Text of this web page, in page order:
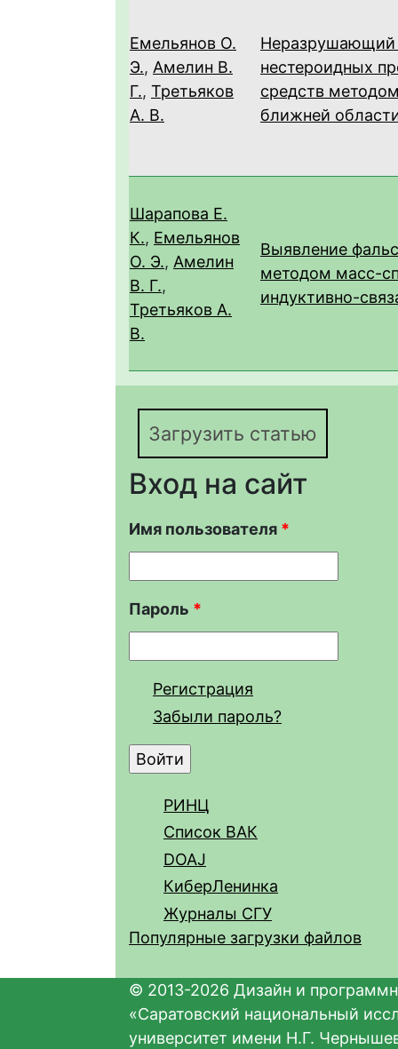
Емельянов О.
Э., Амелин В.
Г., Третьяков
А. В.
Неразрушающий
нестероидных
средств
ближней
Шарапова Е.
К., Емельянов
О. Э., Амелин
В. Г.,
Третьяков А.
В.
Выявление
методом масс-
индуктивно-
Загрузить статью
Вход на сайт
Имя пользователя *
Пароль *
Регистрация
Забыли пароль?
РИНЦ
Список ВАК
DOAJ
КиберЛенинка
Журналы СГУ
Популярные загрузки файлов
© 2013-2026 Дизайн и
«Саратовский национальный
университет имени Н.Г.